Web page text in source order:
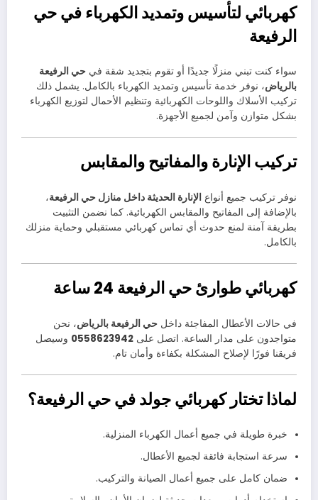
كهربائي لتأسيس وتمديد الكهرباء في حي
الرفيعة
سواء كنت تبني منزلًا جديدًا أو تقوم بتجديد شقة في حي الرفيعة
بالرياض، نوفر خدمة تأسيس وتمديد الكهرباء بالكامل. يشمل ذلك
تركيب الأسلاك واللوحات الكهربائية وتنظيم الأحمال لتوزيع الكهرباء
بشكل متوازن وآمن لجميع الأجهزة.
تركيب الإنارة والمفاتيح والمقابس
نوفر تركيب جميع أنواع الإنارة الحديثة داخل منازل حي الرفيعة،
بالإضافة إلى المفاتيح والمقابس الكهربائية. كما نضمن التثبيت
بطريقة آمنة لمنع حدوث أي تماس كهربائي مستقبلي وحماية منزلك
بالكامل.
كهربائي طوارئ حي الرفيعة 24 ساعة
في حالات الأعطال المفاجئة داخل حي الرفيعة بالرياض، نحن
متواجدون على مدار الساعة. اتصل على 0558623942 وسيصل
فريقنا فورًا لإصلاح المشكلة بكفاءة وأمان تام.
لماذا تختار كهربائي جولد في حي الرفيعة؟
خبرة طويلة في جميع أعمال الكهرباء المنزلية.
سرعة استجابة فائقة لجميع الأعطال.
ضمان كامل على جميع أعمال الصيانة والتركيب.